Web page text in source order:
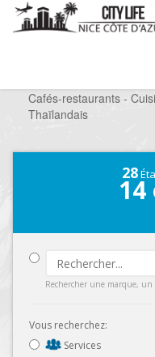
Cafés-restaurants -
Thaïlandais
28
14
Rechercher une marque, un
Vous recherchez:
Services